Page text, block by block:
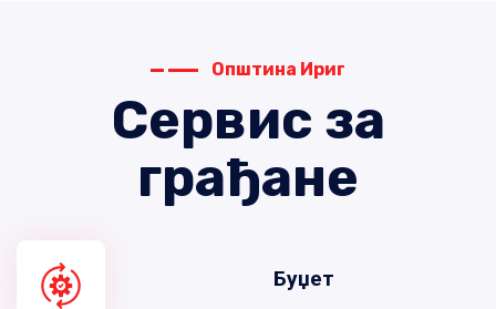
Општина Ириг
Сервис за
грађане
Буџет